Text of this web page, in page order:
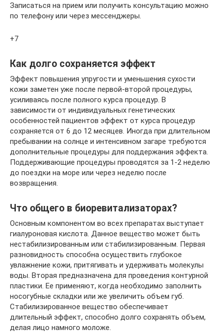
Записаться на прием или получить консультацию можно
по телефону или через мессенджеры.
+7
Как долго сохраняется эффект
Эффект повышения упругости и уменьшения сухости
кожи заметен уже после первой-второй процедуры,
усиливаясь после полного курса процедур. В
зависимости от индивидуальных генетических
особенностей пациентов эффект от курса процедур
сохраняется от 6 до 12 месяцев. Иногда при длительном
пребывании на солнце и интенсивном загаре требуются
дополнительные процедуры для поддержания эффекта.
Поддерживающие процедуры проводятся за 1-2 неделю
до поездки на море или через неделю после
возвращения.
Что общего в биоревитализаторах?
Основным компонентом во всех препаратах выступает
гиалуроновая кислота. Данное вещество может быть
нестабилизированным или стабилизированным. Первая
разновидность способна осуществить глубокое
увлажнение кожи, притягивать и удерживать молекулы
воды. Вторая предназначена для проведения контурной
пластики. Ее применяют, когда необходимо заполнить
носогубные складки или же увеличить объем губ.
Стабилизированное вещество обеспечивает
длительный эффект, способно долго сохранять объем,
делая лицо намного моложе.